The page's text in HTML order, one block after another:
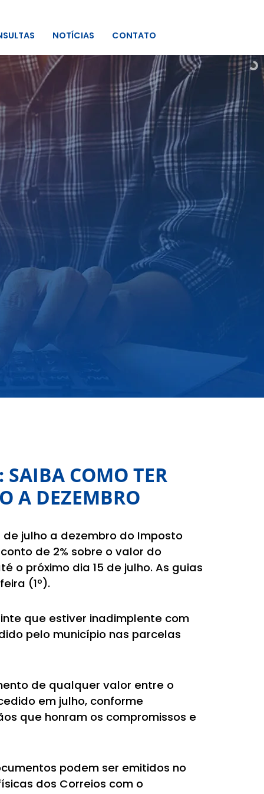
NOTÍCIAS CONTATO
COMO TER
A DEZEMBRO
julho a dezembro do Imposto
de 2% sobre o valor do
o próximo dia 15 de julho. As guias
(1º).
que estiver inadimplente com
pelo município nas parcelas
de qualquer valor entre o
em julho, conforme
que honram os compromissos e
podem ser emitidos no
dos Correios com o